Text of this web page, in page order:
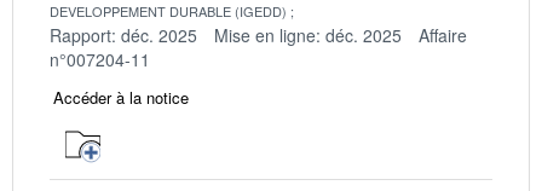
DEVELOPPEMENT DURABLE (IGEDD)
Rapport: déc. 2025 Mise en ligne: déc. 2025
Affaire
n°007204-11
Accéder à la notice